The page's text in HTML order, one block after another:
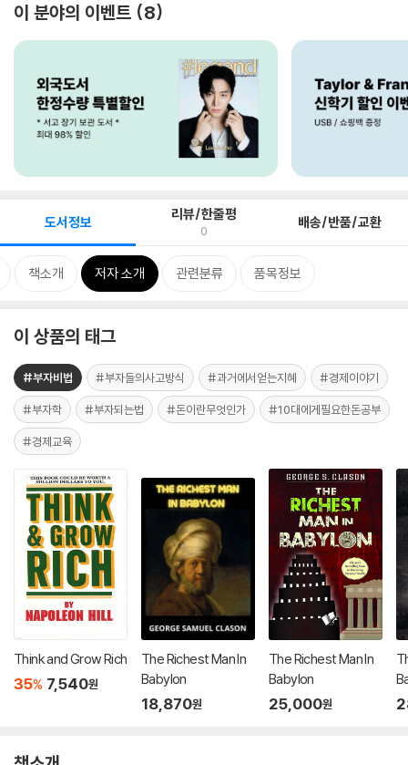
이 분야의 이벤트 8
도서정보 리뷰/한줄평
0 배송/반품/교환
책소개 저자 소개 관련분류 품목정보
이 상품의 태그
#부자비법 #부자들의사고방식 #과거에서얻는지혜 #경제이야기
#부자학 #부자되는법 #돈이란무엇인가 #10대에게필요한돈공부
#경제교육
Think and Grow Rich
35% 7,540원
The Richest Man In
Babylon
18,870원
The Richest Man In
Babylon
25,000원